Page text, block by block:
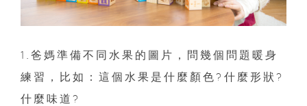
1.爸媽準備不同水果的圖片，問幾個問題暖身
練習，比如：這個水果是什麼顏色?什麼形狀?
什麼味道?